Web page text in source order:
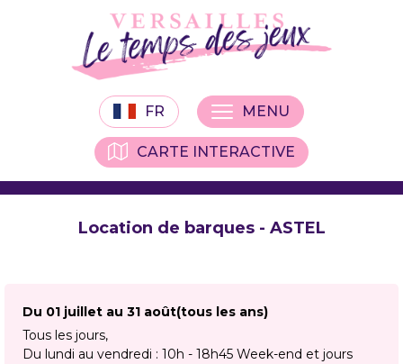
FR
CARTE INTERACTIVE
MENU
Location de barques - ASTEL
Du 01 juillet au 31 août(tous les ans)
Tous les jours
Du lundi au vendredi : 10h - 18h45 Week-end et jours